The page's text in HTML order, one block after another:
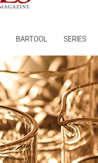
BARTOOL SERIES